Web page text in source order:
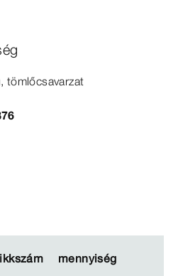
tömlőcsavarzat
mennyiség
mennyiség